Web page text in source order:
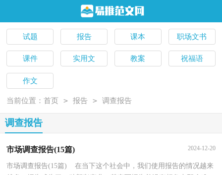
试题 报告 课本 职场文书
课件 实用文 教案 祝福语
作文
当前位置：首页 > 报告 > 调查报告
调查报告
市场调查报告(15篇) 2024-12-20
市场调查报告(15篇) 在当下这个社会中，我们使用报告的情况越来